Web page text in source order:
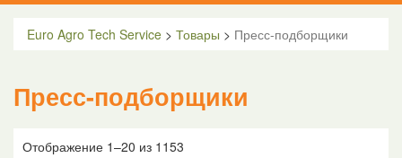
Euro Agro Tech Service > Товары > Пресс-подборщики
Пресс-подборщики
Отображение 1–20 из 1153